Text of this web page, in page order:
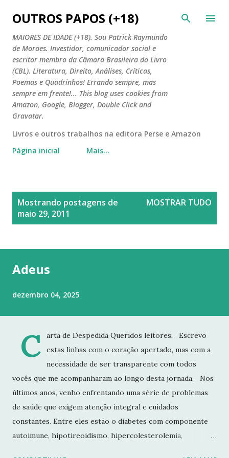
Pular para o conteúdo principal
OUTROS PAPOS (+18)
MAIORES DE IDADE (+18). Sou Patrick Raymundo
de Moraes. Investidor, comunicador social e
escritor membro da Câmara Brasileira do Livro
(CBL). Literatura, Direito, Análises, Críticas,
Poemas e Quadrinhos! Errando sempre, mas
sempre em frente!... This blog uses cookies from
Amazon, Google, Blogger, Double Click and
Gravatar.
Livros e outros trabalhos na editora Perse e Amazon
Página inicial
Mais…
Mostrando postagens de
maio 29, 2011
MOSTRAR TUDO
Adeus
dezembro 04, 2025
C
arta de Despedida Queridos leitores, Escrevo
estas linhas com o coração apertado, mas com a
necessidade de ser transparente com todos
vocês que me acompanharam ao longo desta jornada. Nos
últimos anos, venho enfrentando uma série de problemas
de saúde que exigem atenção integral e cuidados
constantes. Entre eles estão o diabetes com componente
autoimune, hipotireoidismo, hipercolesterolemia,